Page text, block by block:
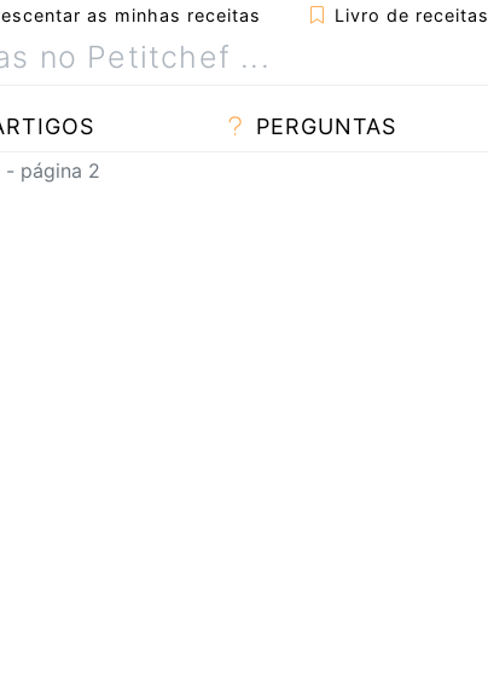
as minhas receitas Livro de receitas
PERGUNTAS
- página 2